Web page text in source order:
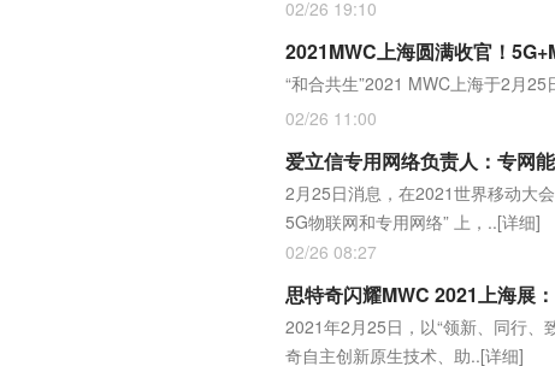
02/26 19:10
2021MWC上海圆满收官！
“和合共生”2021 MWC上海于2月25
02/26 11:00
爱立信专用网络负责人：专网
2月25日消息，在2021世界移动大
5G物联网和专用网络” 上，..[详细]
02/26 08:27
思特奇闪耀MWC 2021上海展
2021年2月25日，以“领新、同行、
奇自主创新原生技术、助..[详细]